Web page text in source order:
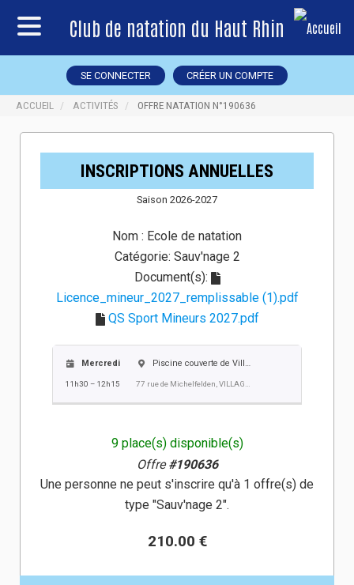
Club de natation du Haut Rhin
SE CONNECTER CRÉER UN COMPTE
ACCUEIL ACTIVITÉS OFFRE NATATION N°190636
INSCRIPTIONS ANNUELLES
Saison 2026-2027
Nom : Ecole de natation
Catégorie: Sauv'nage 2
Document(s):
Licence_mineur_2027_remplissable (1).pdf
QS Sport Mineurs 2027.pdf
Mercredi
11h30 – 12h15
Piscine couverte de Village-Neuf
9 place(s) disponible(s)
Offre#190636
Une personne ne peut s'inscrire qu'à 1 offre(s) de
type "Sauv'nage 2".
210.00 €